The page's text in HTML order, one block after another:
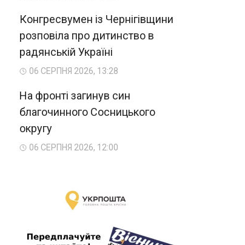
Конгресвумен із Чернігівщини
розповіла про дитинство в
радянській Україні
06 СЕРПНЯ 2026, 13:28
На фронті загинув син
благочинного Сосницького
округу
06 СЕРПНЯ 2026, 12:00